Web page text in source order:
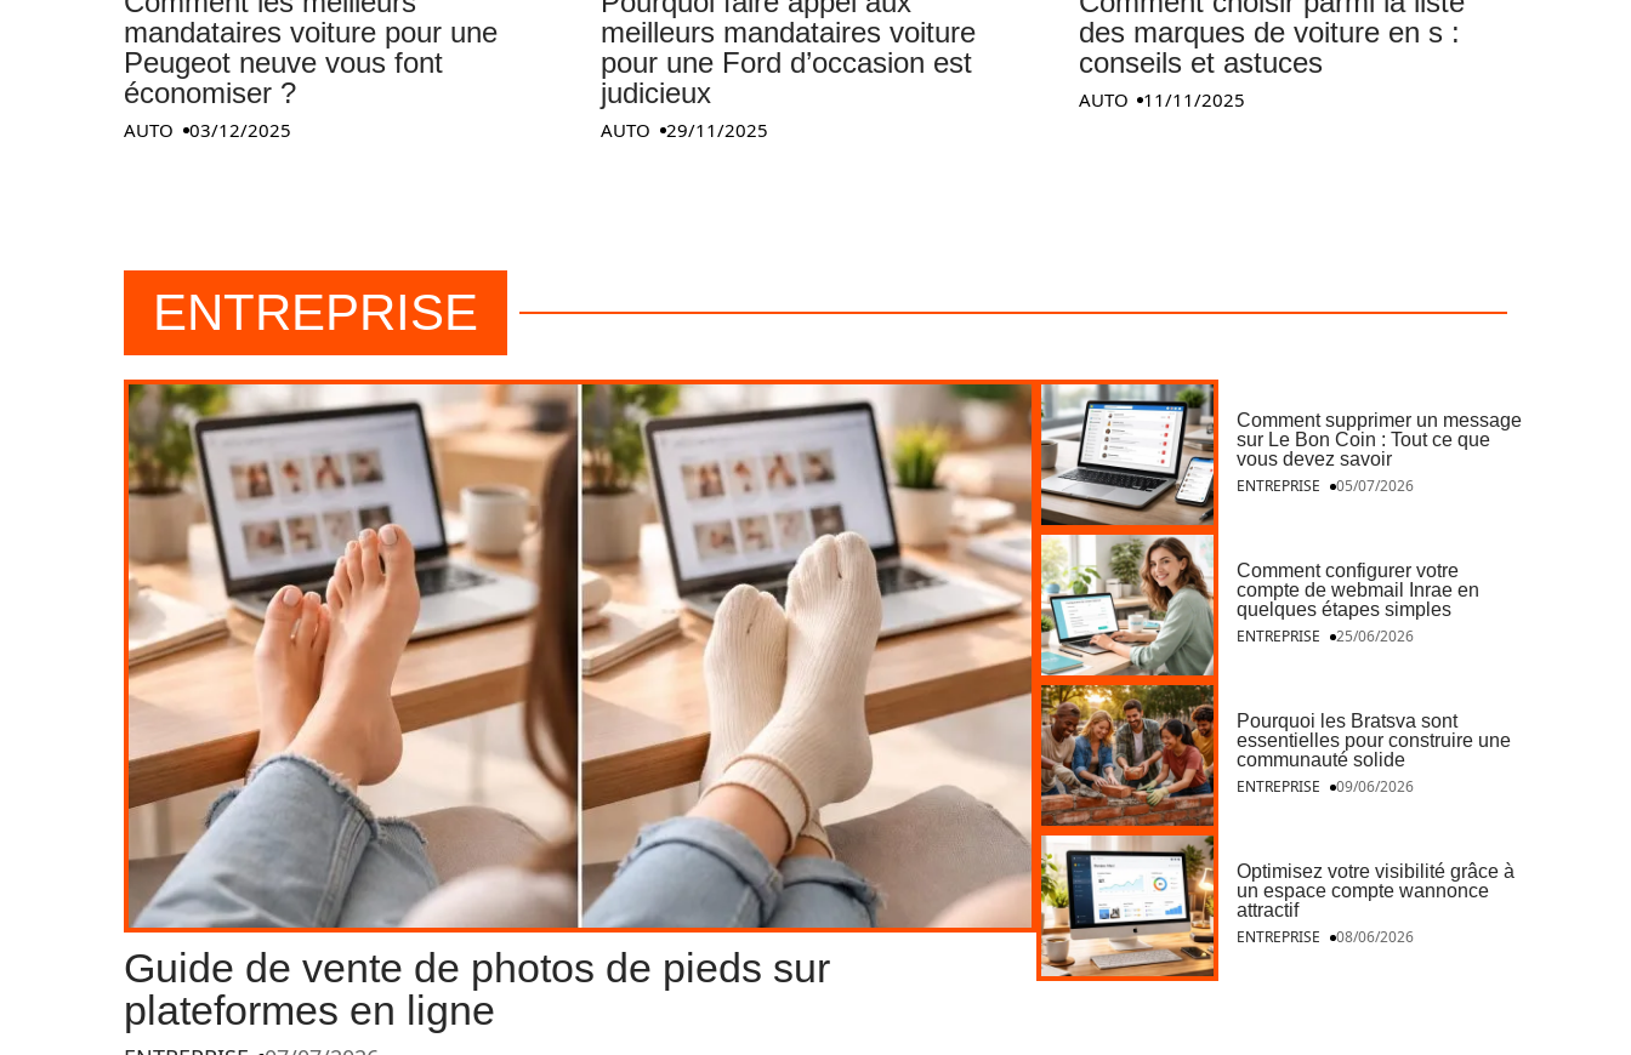
mandataires voiture pour une
Peugeot neuve vous font
économiser ?
AUTO 03/12/2025
meilleurs mandataires voiture
pour une Ford d’occasion est
judicieux
AUTO 29/11/2025
des marques de voiture en s :
conseils et astuces
AUTO 11/11/2025
ENTREPRISE
Guide de vente de photos de pieds sur
plateformes en ligne
Comment supprimer un message
sur Le Bon Coin : Tout ce que
vous devez savoir
ENTREPRISE
05/07/2026
Comment configurer votre
compte de webmail Inrae en
quelques étapes simples
ENTREPRISE
25/06/2026
Pourquoi les Bratsva sont
essentielles pour construire une
communauté solide
ENTREPRISE
09/06/2026
Optimisez votre visibilité grâce à
un espace compte wannonce
attractif
ENTREPRISE
08/06/2026